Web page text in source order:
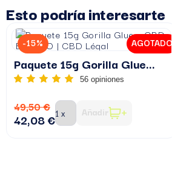
Esto podría interesarte
Paquete 15g Gorilla Glue...
56 opiniones
49,50 €
42,08 € Añadir
-15% AGOTADO